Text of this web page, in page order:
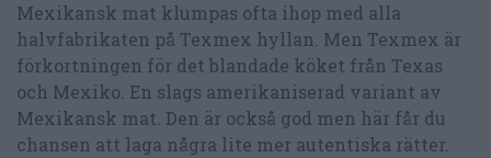
Mexikansk mat klumpas ofta ihop med alla
halvfabrikaten på Texmex hyllan. Men Texmex är
förkortningen för det blandade köket från Texas
och Mexiko. En slags amerikaniserad variant av
Mexikansk mat. Den är också god men här får du
chansen att laga några lite mer autentiska rätter.